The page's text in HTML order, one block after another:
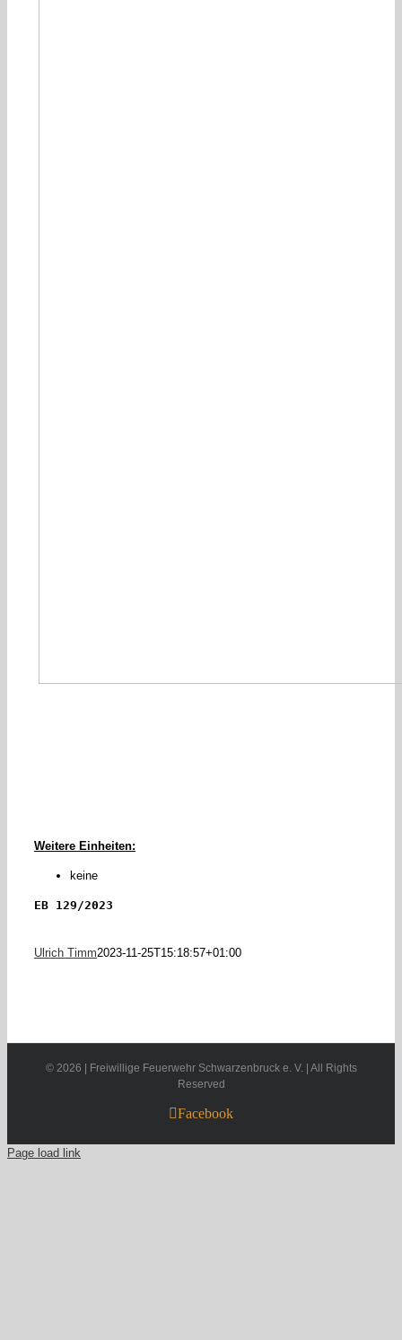
Weitere Einheiten:
keine
EB 129/2023
Ulrich Timm2023-11-25T15:18:57+01:00
© 2026 | Freiwillige Feuerwehr Schwarzenbruck e. V. | All Rights
Reserved
Facebook
Page load link